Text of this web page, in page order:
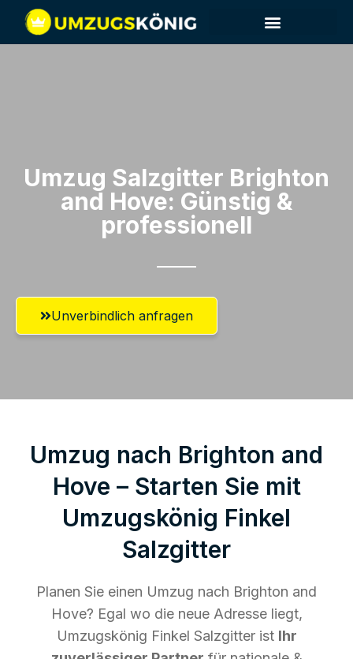
Umzug Salzgitter​ Brighton
and Hove: Günstig &
professionell​
Unverbindlich anfragen
Umzug nach Brighton and
Hove – Starten Sie mit
Umzugskönig Finkel
Salzgitter
Planen Sie einen Umzug nach Brighton and
Hove? Egal wo die neue Adresse liegt,
Umzugskönig Finkel Salzgitter ist Ihr